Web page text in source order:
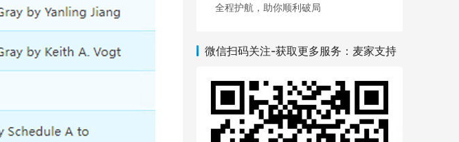
全程护航，助你顺利破局
微信扫码关注-获取更多服务：麦家支持